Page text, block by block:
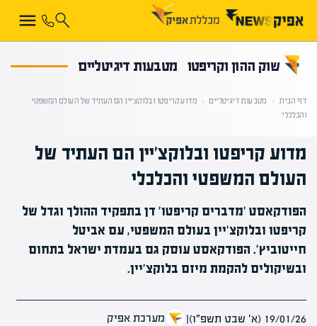
שוק ההון וקריפטו מטבעות דיגיטליים
דף הבית ‹ מטבעות דיגיטליים ‹ מדוע קריפטו ובלוקצ'יין הם העתיד של העולם המשפטי
והכלכלי
מדוע קריפטו ובלוקצ'יין הם העתיד של
העולם המשפטי והכלכלי
הפודקאסט 'מדברים קריפטו' דן בתפקיד ההולך וגדל של
קריפטו ובלוקצ'יין בעולם המשפטי, עם אביטל
חייטוביץ'. הפודקאסט עוסק גם בעמדת ישראל בתחום
ובשיקולים להקמת מיזם בלוקצ'יין.
19/01/26 (א׳ שבט תשפ״ו) | מערכת אפיק